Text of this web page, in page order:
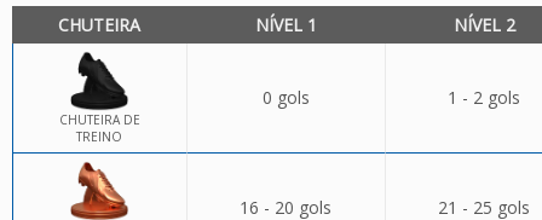
CHUTEIRA NÍVEL 1 NÍVEL 2
CHUTEIRA DE
TREINO
0 gols 1 - 2 gols
16 - 20 gols 21 - 25 gols